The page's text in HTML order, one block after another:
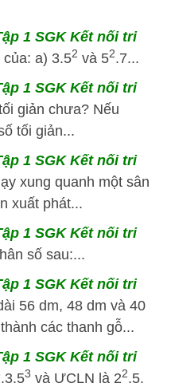
1 SGK Kết nối tri
a) 3.52 và 52.7...
1 SGK Kết nối tri
giản chưa? Nếu
tối giản...
1 SGK Kết nối tri
xung quanh một sân
xuất phát...
1 SGK Kết nối tri
số sau:...
1 SGK Kết nối tri
56 dm, 48 dm và 40
các thanh gỗ...
1 SGK Kết nối tri
.3.53 và ƯCLN là 22.5.